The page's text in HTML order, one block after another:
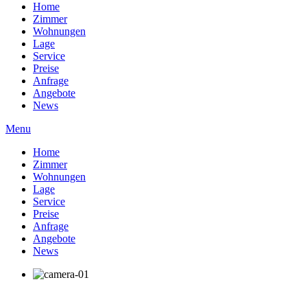
Home
Zimmer
Wohnungen
Lage
Service
Preise
Anfrage
Angebote
News
Menu
Home
Zimmer
Wohnungen
Lage
Service
Preise
Anfrage
Angebote
News